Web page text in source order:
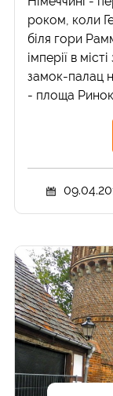
роком, коли
біля гори
імперії в
замок-палац
- площа